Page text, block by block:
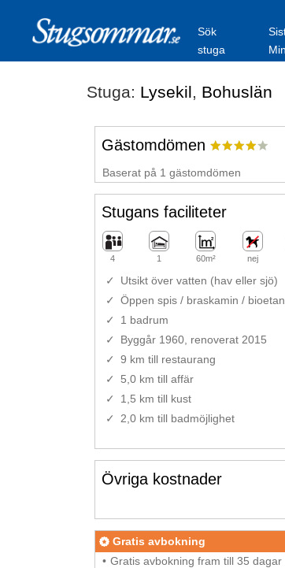
Sök
stuga
Stuga: Lysekil, Bohuslän
Gästomdömen
Baserat på 1 gästomdömen
Stugans faciliteter
4 1 60m² nej
Utsikt över vatten (hav eller sjö)
Öppen spis / braskamin /
1 badrum
Byggår 1960, renoverat 2015
9 km till restaurang
5,0 km till affär
1,5 km till kust
2,0 km till badmöjlighet
Övriga kostnader
Gratis avbokning
Gratis avbokning fram till 35 dagar